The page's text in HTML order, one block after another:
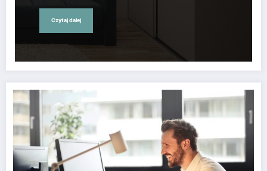
Czytaj dalej